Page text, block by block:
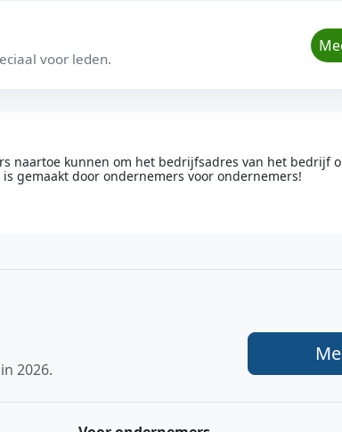
voor leden.
naartoe kunnen om het bedrijfsadres van het bedrijf
gemaakt door ondernemers voor ondernemers!
2026.